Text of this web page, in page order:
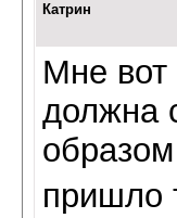
Катрин
Мне вот
должна
пришло